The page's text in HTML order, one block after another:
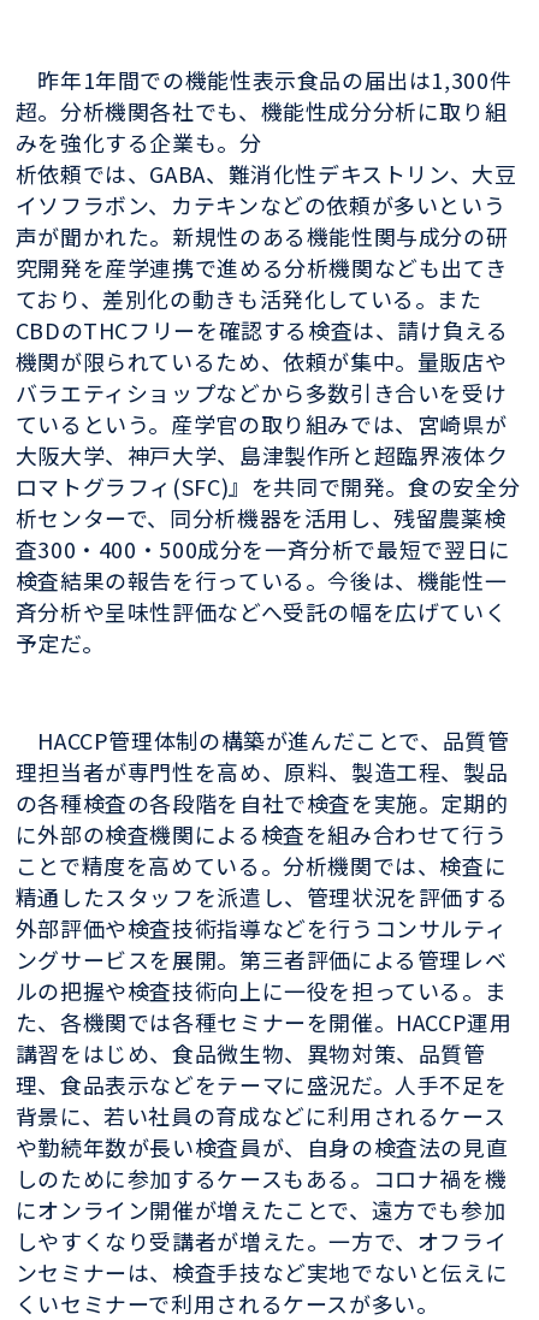
昨年1年間での機能性表示食品の届出は1,300件
超。分析機関各社でも、機能性成分分析に取り組
みを強化する企業も。分
析依頼では、GABA、難消化性デキストリン、大豆
イソフラボン、カテキンなどの依頼が多いという
声が聞かれた。新規性のある機能性関与成分の研
究開発を産学連携で進める分析機関なども出てき
ており、差別化の動きも活発化している。また
CBDのTHCフリーを確認する検査は、請け負える
機関が限られているため、依頼が集中。量販店や
バラエティショップなどから多数引き合いを受け
ているという。産学官の取り組みでは、宮崎県が
大阪大学、神戸大学、島津製作所と超臨界液体ク
ロマトグラフィ(SFC)』を共同で開発。食の安全分
析センターで、同分析機器を活用し、残留農薬検
査300・400・500成分を一斉分析で最短で翌日に
検査結果の報告を行っている。今後は、機能性一
斉分析や呈味性評価などへ受託の幅を広げていく
予定だ。
HACCP管理体制の構築が進んだことで、品質管
理担当者が専門性を高め、原料、製造工程、製品
の各種検査の各段階を自社で検査を実施。定期的
に外部の検査機関による検査を組み合わせて行う
ことで精度を高めている。分析機関では、検査に
精通したスタッフを派遣し、管理状況を評価する
外部評価や検査技術指導などを行うコンサルティ
ングサービスを展開。第三者評価による管理レベ
ルの把握や検査技術向上に一役を担っている。ま
た、各機関では各種セミナーを開催。HACCP運用
講習をはじめ、食品微生物、異物対策、品質管
理、食品表示などをテーマに盛況だ。人手不足を
背景に、若い社員の育成などに利用されるケース
や勤続年数が長い検査員が、自身の検査法の見直
しのために参加するケースもある。コロナ禍を機
にオンライン開催が増えたことで、遠方でも参加
しやすくなり受講者が増えた。一方で、オフライ
ンセミナーは、検査手技など実地でないと伝えに
くいセミナーで利用されるケースが多い。